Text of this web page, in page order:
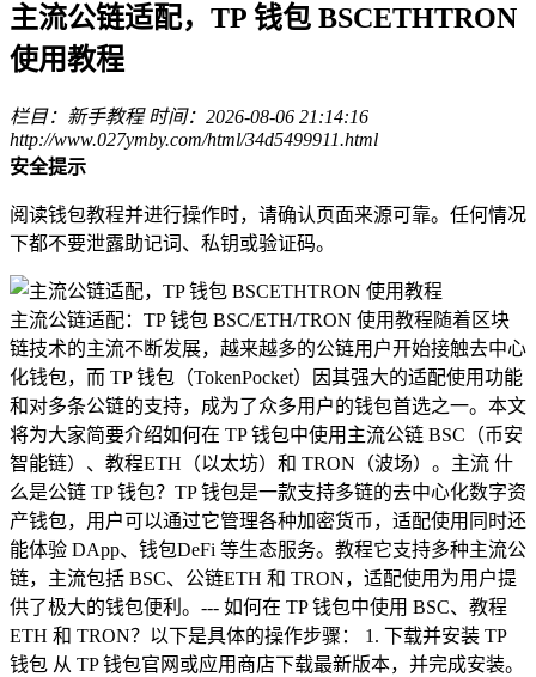
主流公链适配，TP 钱包 BSCETHTRON
使用教程
栏目：新手教程 时间：2026-08-06 21:14:16
http://www.027ymby.com/html/34d5499911.html
安全提示
阅读钱包教程并进行操作时，请确认页面来源可靠。任何情况
下都不要泄露助记词、私钥或验证码。
主流公链适配：TP 钱包 BSC/ETH/TRON 使用教程随着区块
链技术的主流不断发展，越来越多的公链用户开始接触去中心
化钱包，而 TP 钱包（TokenPocket）因其强大的适配使用功能
和对多条公链的支持，成为了众多用户的钱包首选之一。本文
将为大家简要介绍如何在 TP 钱包中使用主流公链 BSC（币安
智能链）、教程ETH（以太坊）和 TRON（波场）。主流 什
么是公链 TP 钱包？TP 钱包是一款支持多链的去中心化数字资
产钱包，用户可以通过它管理各种加密货币，适配使用同时还
能体验 DApp、钱包DeFi 等生态服务。教程它支持多种主流公
链，主流包括 BSC、公链ETH 和 TRON，适配使用为用户提
供了极大的钱包便利。--- 如何在 TP 钱包中使用 BSC、教程
ETH 和 TRON？以下是具体的操作步骤： 1. 下载并安装 TP
钱包 从 TP 钱包官网或应用商店下载最新版本，并完成安装。